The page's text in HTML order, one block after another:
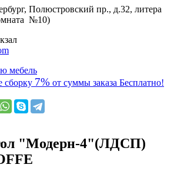
Полюстровский пр., д.32, литера
№10)
мебель
сборку 7% от суммы заказа Бесплатно!
"Модерн-4"(ЛДСП)